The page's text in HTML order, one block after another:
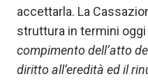
accettarla. La
struttura in termini
compimento dell’atto
diritto all’eredità ed il